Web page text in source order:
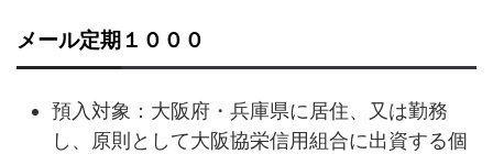
メール定期１０００
預入対象：大阪府・兵庫県に居住、又は勤務
し、原則として大阪協栄信用組合に出資する個